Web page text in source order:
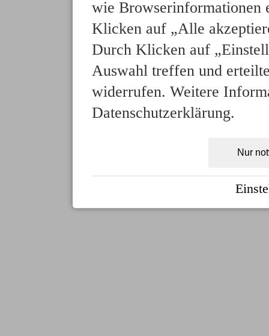
wie Browserinformationen
Klicken auf „Alle
Durch Klicken auf
Auswahl treffen und
widerrufen. Weitere
Datenschutzerklärung.
Nur